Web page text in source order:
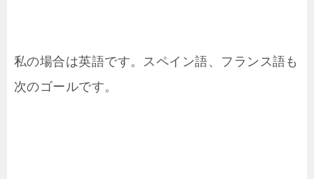
私の場合は英語です。スペイン語、フランス語も
次のゴールです。